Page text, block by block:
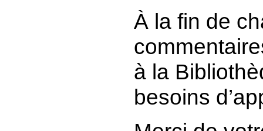
À la fin de
à la
besoins